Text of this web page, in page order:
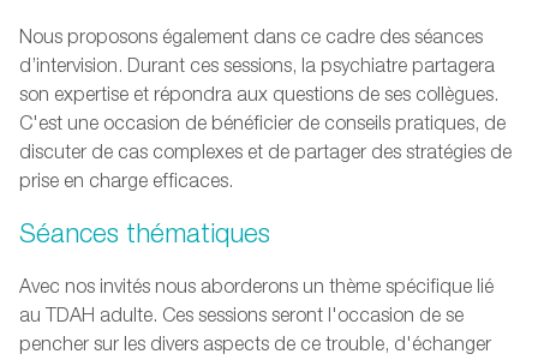
Nous proposons également dans ce cadre des séances
d’intervision. Durant ces sessions, la psychiatre partagera
son expertise et répondra aux questions de ses collègues.
C'est une occasion de bénéficier de conseils pratiques, de
discuter de cas complexes et de partager des stratégies de
prise en charge efficaces.
Séances thématiques
Avec nos invités nous aborderons un thème spécifique lié
au TDAH adulte. Ces sessions seront l'occasion de se
pencher sur les divers aspects de ce trouble, d'échanger